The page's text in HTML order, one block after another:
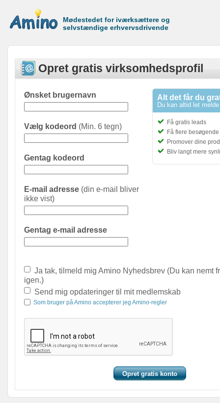
Mødestedet for iværksættere og
selvstændige erhvervsdrivende
Opret gratis virksomhedsprofil
Alt det får du
Du kan altid let
Få gratis leads
Få flere
Promover dine
Bliv langt mere
Ønsket brugernavn
Vælg kodeord (Min. 6 tegn)
Gentag kodeord
E-mail adresse (din e-mail bliver
ikke vist)
Gentag e-mail adresse
Ja tak, tilmeld mig Amino Nyhedsbrev (Du kan nemt
igen.)
Send mig opdateringer til mit medlemskab
Som bruger på Amino accepterer jeg Amino-regler